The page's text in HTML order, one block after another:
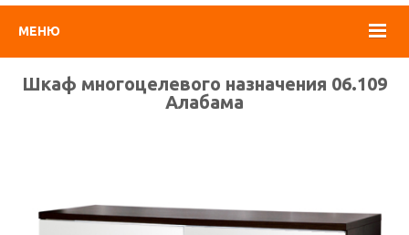
МЕНЮ
Шкаф многоцелевого назначения 06.109
Алабама